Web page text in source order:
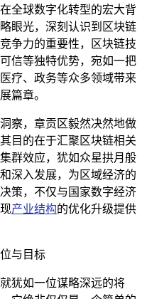
全球数字化转型的宏大背
眼光，深刻认识到区块链
争力的重要性，区块链技
信等独特优势，宛如一把
疗、政务等众多领域带来
篇章。
察，章贡区毅然决然地做
目的在于汇聚区块链相关
群效应，犹如众星拱月般
深入发展，为区域经济的
策，不仅与国家数字经济
产业结构的优化升级提供
与目标
犹如一位谋略深远的将